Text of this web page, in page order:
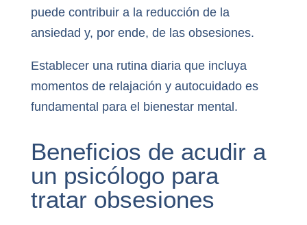
puede contribuir a la reducción de la
ansiedad y, por ende, de las obsesiones.
Establecer una rutina diaria que incluya
momentos de relajación y autocuidado es
fundamental para el bienestar mental.
Beneficios de acudir a
un psicólogo para
tratar obsesiones